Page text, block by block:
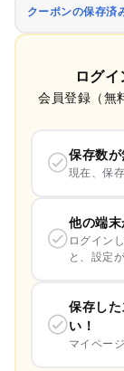
クーポンの保存済
ログ
会員登録（無
保存数が
現在、保
他の端末
ログイン
と、設定
保存し
い！
マイペー